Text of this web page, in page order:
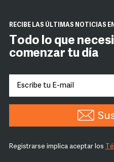
RECIBE LAS ÚLTIMAS NOTICIAS
Todo lo que
comenzar tu día
Registrarse implica aceptar los